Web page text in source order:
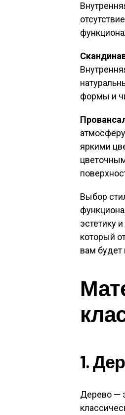
формы и
яркими
Выбор
эстетику
который
вам будет
1.
Дерево —